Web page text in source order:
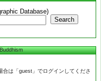
Database)
Search
合は「guest」でログインしてくださ